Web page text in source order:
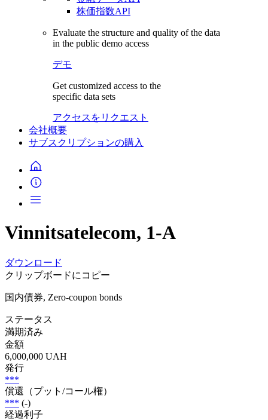
株価指数API
Evaluate the structure and quality of the data
in the public demo access
デモ
Get customized access to the
specific data sets
アクセスをリクエスト
会社概要
サブスクリプションの購入
Vinnitsatelecom, 1-A
ダウンロード
クリップボードにコピー
国内債券, Zero-coupon bonds
ステータス
満期済み
金額
6,000,000 UAH
発行
***
償還（プット/コール権）
*** (-)
経過利子